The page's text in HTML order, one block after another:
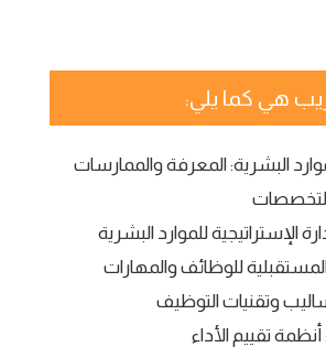
هي كما يلي:
الموارد البشرية: المعرفة والممارسات
الإستراتيجية للموارد البشرية
وتقنيات التوظيف
تقييم الأداء